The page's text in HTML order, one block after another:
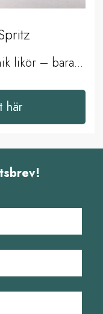
likör – bara...
här